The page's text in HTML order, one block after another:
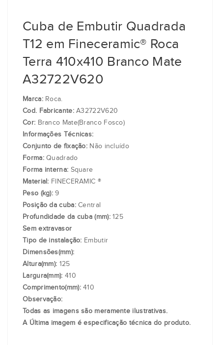
Cuba de Embutir Quadrada
T12 em Fineceramic® Roca
Terra 410x410 Branco Mate
A32722V620
Marca:Roca.
Cod. Fabricante:A32722V620
Cor: Branco Mate(Branco Fosco)
Informações Técnicas:
Conjunto de fixação: Não incluído
Forma:Quadrado
Forma interna: Square
Material: FINECERAMIC ®
Peso (kg):9
Posição da cuba:Central
Profundidade da cuba (mm):125
Sem extravasor
Tipo de instalação: Embutir
Dimensões(mm):
Altura(mm): 125
Largura(mm): 410
Comprimento(mm):410
Observação:
Todas as imagens são meramente ilustrativas.
A Última imagem é especificação técnica do produto.